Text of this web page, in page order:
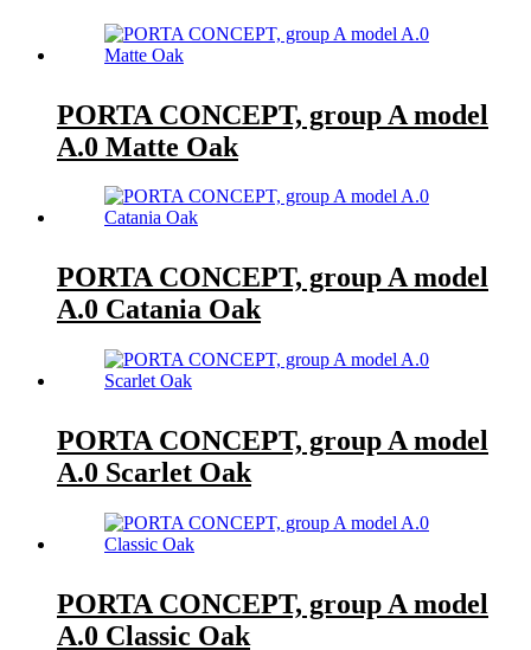
PORTA CONCEPT, group A model
A.0 Matte Oak
PORTA CONCEPT, group A model
A.0 Catania Oak
PORTA CONCEPT, group A model
A.0 Scarlet Oak
PORTA CONCEPT, group A model
A.0 Classic Oak